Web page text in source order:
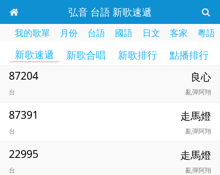
弘音 台語 新歌速遞
我的歌單 月份 台語 國語 日文 客家 粵語
新歌速遞 新歌合唱 新歌排行 點播排行
87204 良心
台 亂彈阿翔
87391 走馬燈
台 亂彈阿翔
22995 走馬燈
台 亂彈阿翔